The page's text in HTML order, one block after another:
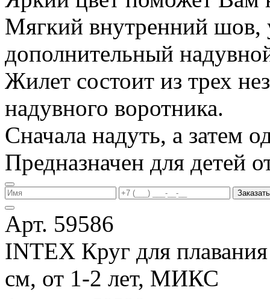
Мягкий внутренний шов,
дополнительный
Жилет состоит из трех
надувного воротника.
Сначала надуть, а затем
Предназначен для детей
Заказать
Арт. 59586
INTEX Круг для
см, от 1-2 лет, МИКС